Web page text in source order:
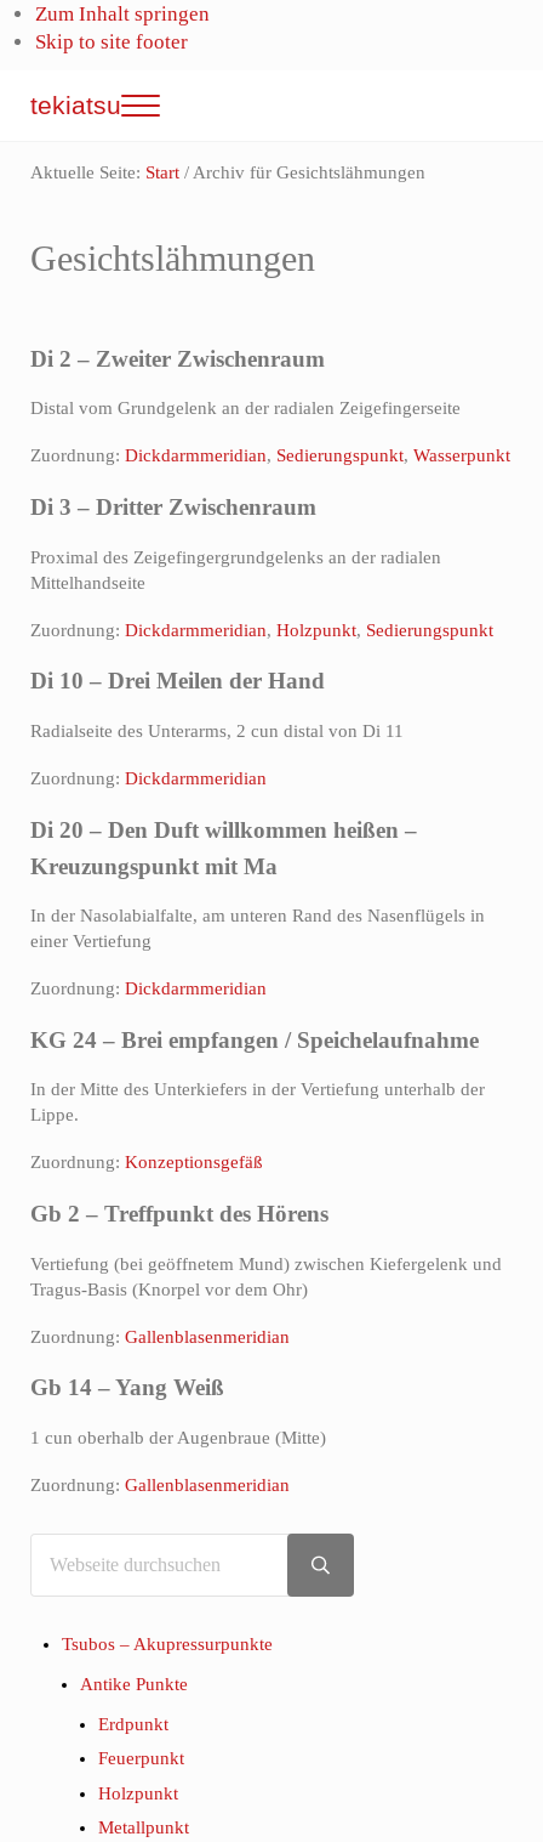
Zum Inhalt springen
Skip to site footer
tekiatsu
bringt
Energie
Menu
Aktuelle Seite: Start /Archiv für Gesichtslähmungen
Gesichtslähmungen
Di 2 – Zweiter Zwischenraum
Distal vom Grundgelenk an der radialen Zeigefingerseite
Zuordnung: Dickdarmmeridian, Sedierungspunkt, Wasserpunkt
Di 3 – Dritter Zwischenraum
Proximal des Zeigefingergrundgelenks an der radialen
Mittelhandseite
Zuordnung: Dickdarmmeridian, Holzpunkt, Sedierungspunkt
Di 10 – Drei Meilen der Hand
Radialseite des Unterarms, 2 cun distal von Di 11
Zuordnung: Dickdarmmeridian
Di 20 – Den Duft willkommen heißen –
Kreuzungspunkt mit Ma
In der Nasolabialfalte, am unteren Rand des Nasenflügels in
einer Vertiefung
Zuordnung: Dickdarmmeridian
KG 24 – Brei empfangen / Speichelaufnahme
In der Mitte des Unterkiefers in der Vertiefung unterhalb der
Lippe.
Zuordnung: Konzeptionsgefäß
Gb 2 – Treffpunkt des Hörens
Vertiefung (bei geöffnetem Mund) zwischen Kiefergelenk und
Tragus-Basis (Knorpel vor dem Ohr)
Zuordnung: Gallenblasenmeridian
Gb 14 – Yang Weiß
1 cun oberhalb der Augenbraue (Mitte)
Zuordnung: Gallenblasenmeridian
Sidebar
durchsuchen
Submit
search
Tsubos – Akupressurpunkte
Antike Punkte
Erdpunkt
Feuerpunkt
Holzpunkt
Metallpunkt